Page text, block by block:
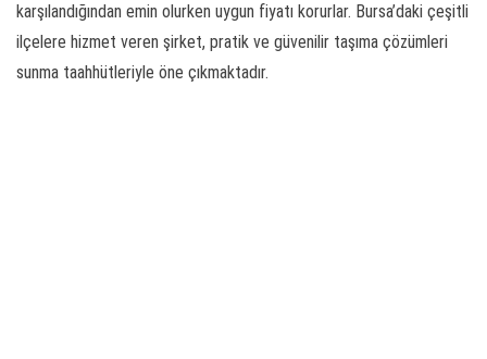
karşılandığından emin olurken uygun fiyatı korurlar. Bursa’daki çeşitli
ilçelere hizmet veren şirket, pratik ve güvenilir taşıma çözümleri
sunma taahhütleriyle öne çıkmaktadır.